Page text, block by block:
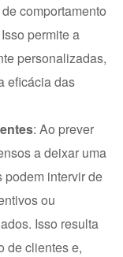
comportamento
permite a
personalizadas,
eficácia das
: Ao prever
a deixar uma
podem intervir de
ou
Isso resulta
de clientes e,